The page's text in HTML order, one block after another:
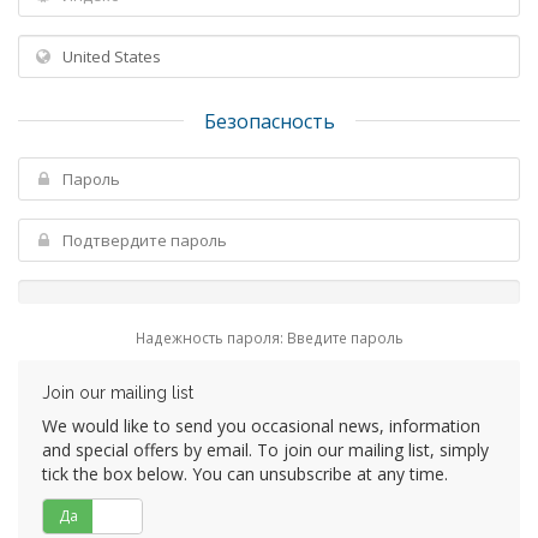
Безопасность
Надежность пароля: Введите пароль
Join our mailing list
We would like to send you occasional news, information
and special offers by email. To join our mailing list, simply
tick the box below. You can unsubscribe at any time.
Да